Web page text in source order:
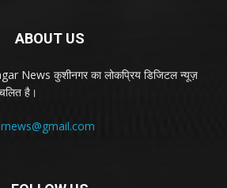
ABOUT US
News कुशीनगर का लोकप्रिय डिजिटल न्यूज़
है।